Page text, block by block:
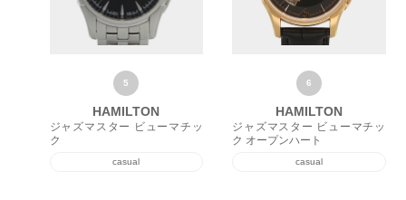
HAMILTON
ジャズマスター ビューマチッ
ク
casual
6
HAMILTON
ジャズマスター ビューマチッ
ク オープンハート
casual